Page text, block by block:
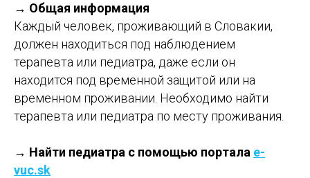
→ Общая информация
Каждый человек, проживающий в Словакии,
должен находиться под наблюдением
терапевта или педиатра, даже если он
находится под временной защитой или на
временном проживании. Необходимо найти
терапевта или педиатра по месту проживания.
→ Найти педиатра с помощью портала e-
vuc.sk